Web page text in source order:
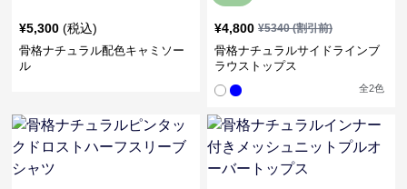
¥5,300 (税込)
骨格ナチュラル配色キャミソー
ル
¥4,800 ¥5340(割引前)
骨格ナチュラルサイドラインブ
ラウストップス
全2色